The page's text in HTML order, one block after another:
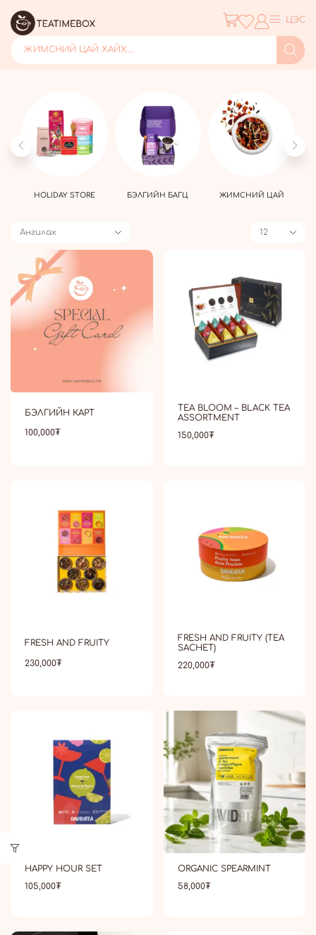
ЖИМСНИЙ ЦАЙ ХАЙХ...
ЦЭС
HOLIDAY STORE БЭЛГИЙН БАГЦ ЖИМСНИЙ ЦАЙ
БЭЛГИЙН КАРТ
100,000₮
TEA BLOOM – BLACK TEA
ASSORTMENT
150,000₮
FRESH AND FRUITY
230,000₮
FRESH AND FRUITY (TEA
SACHET)
220,000₮
HAPPY HOUR SET
105,000₮
ORGANIC SPEARMINT
58,000₮